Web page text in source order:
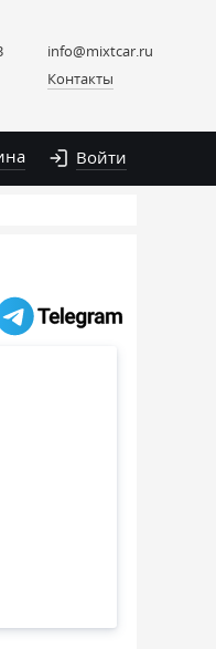
info@mixtcar.ru
Контакты
Войти